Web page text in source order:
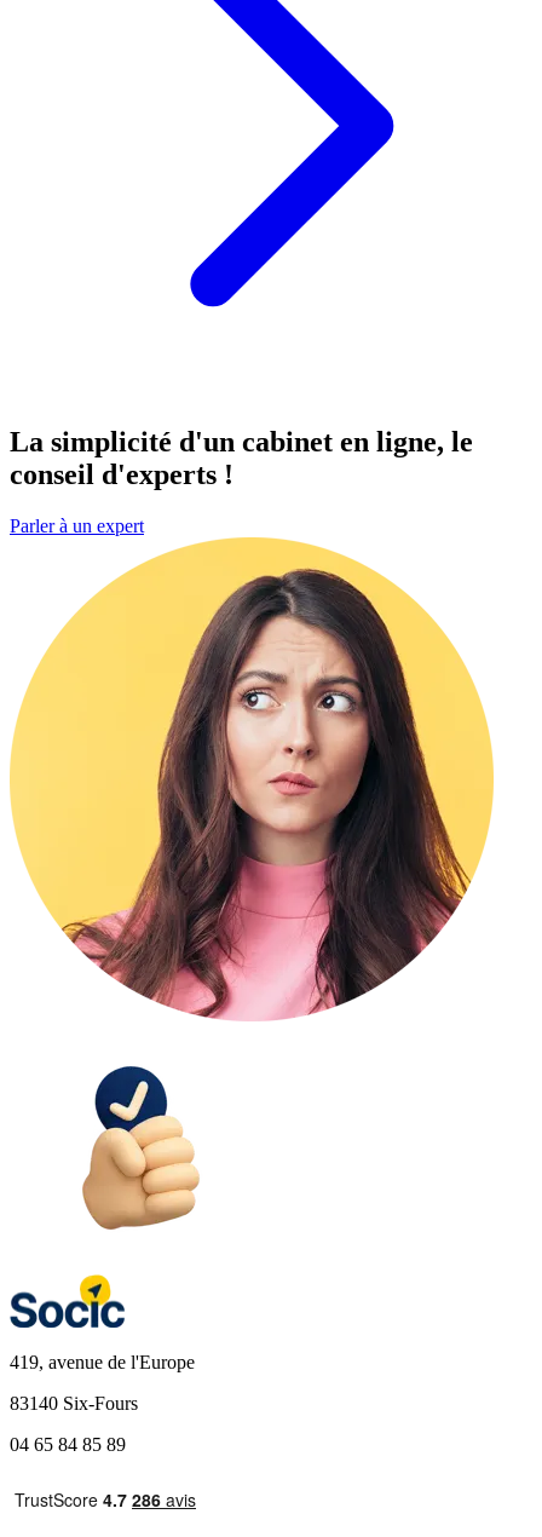
La simplicité d'un cabinet en ligne, le
conseil d'experts !
Parler à un expert
419, avenue de l'Europe
83140 Six-Fours
04 65 84 85 89